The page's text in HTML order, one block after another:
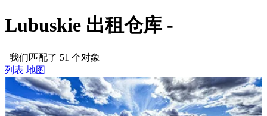
Lubuskie 出租仓库 -
我们匹配了 51 个对象
列表 地图